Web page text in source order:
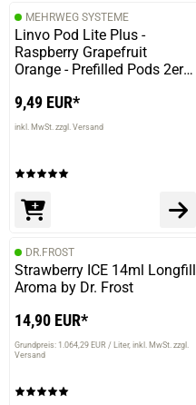
MEHRWEG SYSTEME
Linvo Pod Lite Plus -
Raspberry Grapefruit
Orange - Prefilled Pods 2er
9,49 EUR*
inkl. MwSt. zzgl. Versand
DR.FROST
Strawberry ICE 14ml Longfill
Aroma by Dr. Frost
14,90 EUR*
Grundpreis: 1.064,29 EUR / Liter inkl. MwSt. zzgl.
Versand